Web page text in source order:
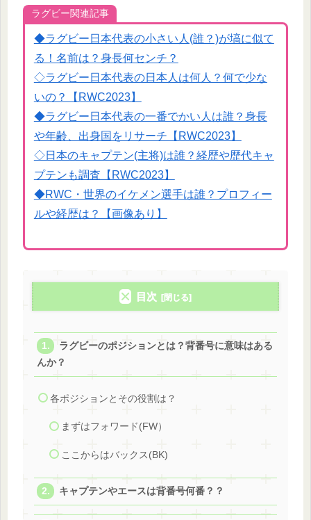
ラグビー関連記事
◆ラグビー日本代表の小さい人(誰？)が塙に似て
る！名前は？身長何センチ？
◇ラグビー日本代表の日本人は何人？何で少な
いの？【RWC2023】
◆ラグビー日本代表の一番でかい人は誰？身長
や年齢、出身国をリサーチ【RWC2023】
◇日本のキャプテン(主将)は誰？経歴や歴代キャ
プテンも調査【RWC2023】
◆RWC・世界のイケメン選手は誰？プロフィー
ルや経歴は？【画像あり】
目次
ラグビーのポジションとは？背番号に意味はある
んか？
各ポジションとその役割は？
まずはフォワード(FW）
ここからはバックス(BK)
キャプテンやエースは背番号何番？？